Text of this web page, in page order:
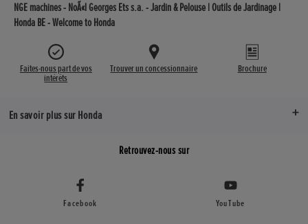
NGE machines - NoÃ«l Georges Ets s.a. - Jardin & Pelouse | Outils de Jardinage |
Honda BE - Welcome to Honda
Faites-nous part de vos
intérêts
Trouver un concessionnaire Brochure
En savoir plus sur Honda
Retrouvez-nous sur
Facebook YouTube